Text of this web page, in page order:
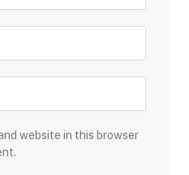
website in this browser